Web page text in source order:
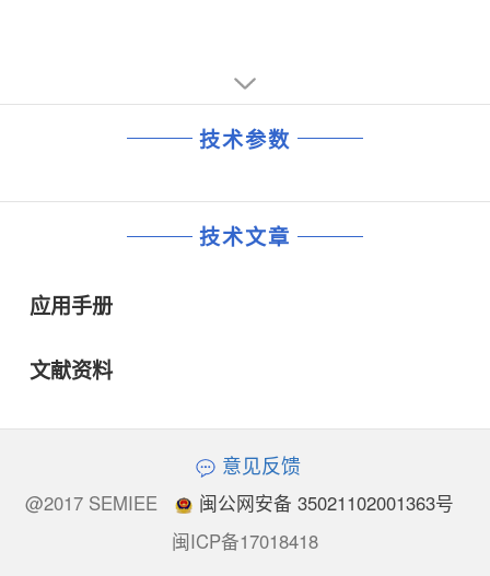
技术参数
技术文章
应用手册
文献资料
意见反馈
@2017 SEMIEE
闽公网安备 35021102001363号
闽ICP备17018418